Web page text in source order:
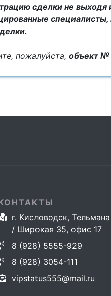
сделки не выходя
пожалуйста, объект №
г. Кисловодск,
/ Широкая 35, офис 17
8 (928) 5555-929
8 (928) 3054-111
vipstatus555@mail.ru